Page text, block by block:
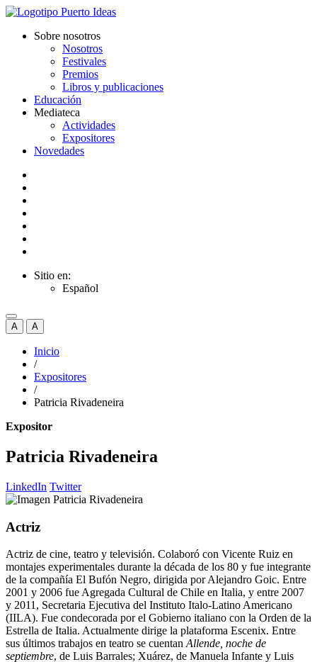
Sobre nosotros
Nosotros
Festivales
Premios
Libros y publicaciones
Educación
Mediateca
Actividades
Expositores
Novedades
Sitio en:
Español
A A
Inicio
/
Expositores
/
Patricia Rivadeneira
Expositor
Patricia Rivadeneira
LinkedIn Twitter
Actriz
Actriz de cine, teatro y televisión. Colaboró con Vicente Ruiz en
montajes experimentales durante la década de los 80 y fue integrante
de la compañía El Bufón Negro, dirigida por Alejandro Goic. Entre
2001 y 2006 fue Agregada Cultural de Chile en Italia, y entre 2007
y 2011, Secretaria Ejecutiva del Instituto Italo-Latino Americano
(IILA). Fue condecorada por el Gobierno italiano con la Orden de la
Estrella de Italia. Actualmente dirige la plataforma Escenix. Entre
sus últimos trabajos en teatro se cuentan Allende, noche de
septiembre, de Luis Barrales; Xuárez, de Manuela Infante y Luis